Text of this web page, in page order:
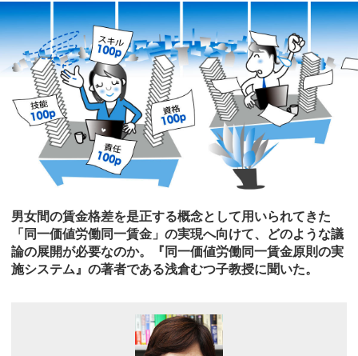
男女間の賃金格差を是正する概念として用いられてきた
「同一価値労働同一賃金」の実現へ向けて、どのような議
論の展開が必要なのか。『同一価値労働同一賃金原則の実
施システム』の著者である浅倉むつ子教授に聞いた。